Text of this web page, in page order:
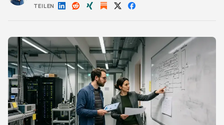
TEILEN Auf Auf Auf Auf Auf